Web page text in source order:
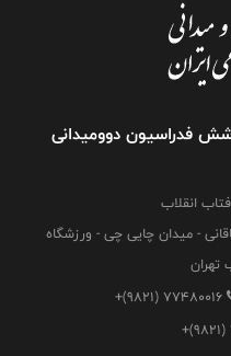
فدراسیون دوومیدانی
انقلاب
- میدان چایی چی - ورزشگاه
تهران
+(9821) 77480016